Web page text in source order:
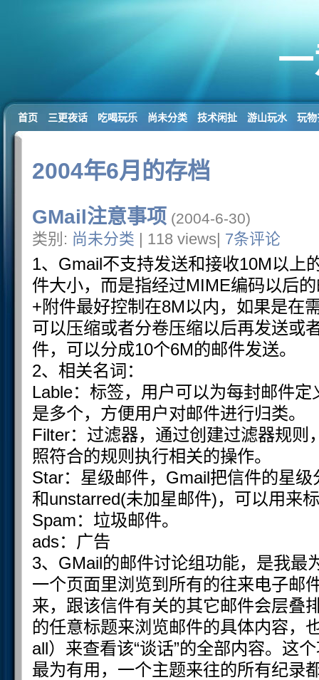
首页 三更夜话 吃喝玩乐 尚未分类 技术闲扯 游山玩水 玩物
2004年6月的存档
GMail注意事项 (2004-6-30)
类别: 尚未分类 | 118 views| 7条评论
1、Gmail不支持发送和接收10M以上
件大小，而是指经过MIME编码以后
+附件最好控制在8M以内，如果是在
可以压缩或者分卷压缩以后再发送或
件，可以分成10个6M的邮件发送。
2、相关名词：
Lable：标签，用户可以为每封邮件
是多个，方便用户对邮件进行归类。
Filter：过滤器，通过创建过滤器规则
照符合的规则执行相关的操作。
Star：星级邮件，Gmail把信件的星
和unstarred(未加星邮件)，可以用来
Spam：垃圾邮件。
ads：广告
3、GMail的邮件讨论组功能，是我最
一个页面里浏览到所有的往来电子邮
来，跟该信件有关的其它邮件会层叠
的任意标题来浏览邮件的具体内容，
all）来查看该“谈话”的全部内容。这
最为有用，一个主题来往的所有纪录